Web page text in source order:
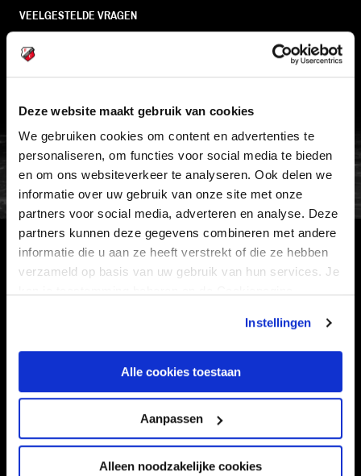
Deze website maakt gebruik van cookies
We gebruiken cookies om content en advertenties te
personaliseren, om functies voor social media te bieden
en om ons websiteverkeer te analyseren. Ook delen we
informatie over uw gebruik van onze site met onze
partners voor social media, adverteren en analyse. Deze
partners kunnen deze gegevens combineren met andere
informatie die u aan ze heeft verstrekt of die ze hebben
verzameld op basis van uw gebruik van hun services. Je
Instellingen
Alle cookies toestaan
Aanpassen
Alleen noodzakelijke cookies
VEELGESTELDE VRAGEN
WERKEN BIJ
FC Utrecht<br>vanuit<br>het
EREDIVISIEPARTNERS